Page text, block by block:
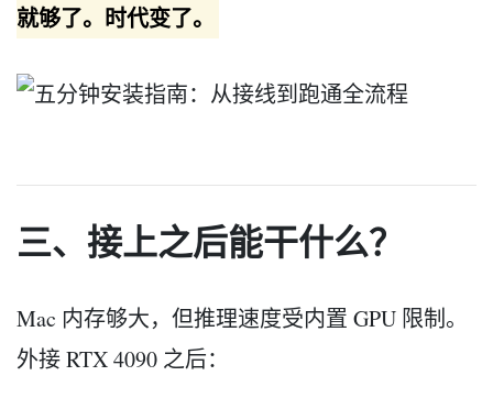
就够了。时代变了。
三、接上之后能干什么？
Mac 内存够大，但推理速度受内置 GPU 限制。
外接 RTX 4090 之后：